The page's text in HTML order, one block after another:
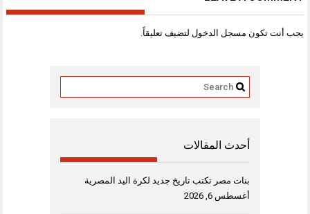
يجب أنت تكون مسجل الدخول لتضيف تعليقاً.
أحدث المقالات
بنات مصر تكتب تاريخ جديد لكرة اليد المصرية
أغسطس 6, 2026